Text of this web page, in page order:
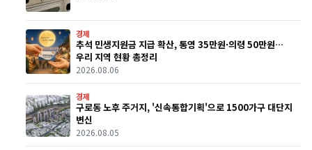
경제
추석 민생지원금 지급 확산, 통영 35만원·의령 50만원…
우리 지역 현황 총정리
2026.08.06
경제
구로동 노후 주거지, '신속통합기획'으로 1500가구 대단지
변신
2026.08.05